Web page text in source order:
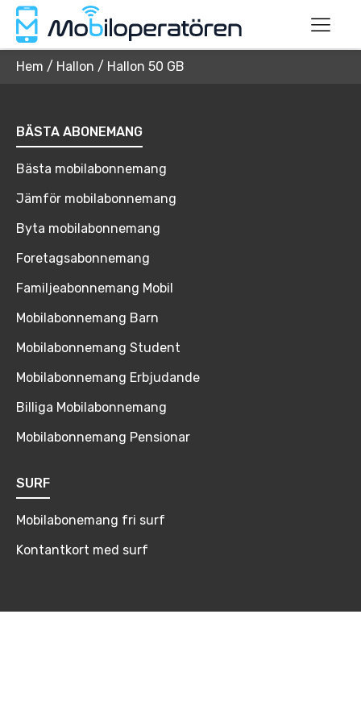
Hem / Hallon / Hallon 50 GB
BÄSTA ABONEMANG
Bästa mobilabonnemang
Jämför mobilabonnemang
Byta mobilabonnemang
Foretagsabonnemang
Familjeabonnemang Mobil
Mobilabonnemang Barn
Mobilabonnemang Student
Mobilabonnemang Erbjudande
Billiga Mobilabonnemang
Mobilabonnemang Pensionar
SURF
Mobilabonemang fri surf
Kontantkort med surf